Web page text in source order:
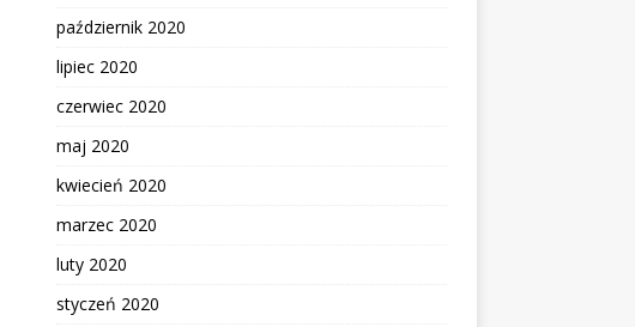
październik 2020
lipiec 2020
czerwiec 2020
maj 2020
kwiecień 2020
marzec 2020
luty 2020
styczeń 2020